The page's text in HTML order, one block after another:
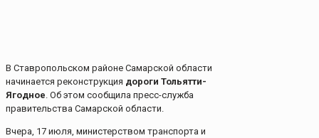
В Ставропольском районе Самарской области
начинается реконструкция дороги Тольятти-
Ягодное. Об этом сообщила пресс-служба
правительства Самарской области.
Вчера, 17 июля, министерством транспорта и